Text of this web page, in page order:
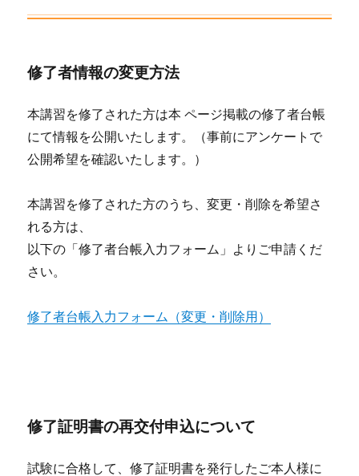
修了者情報の変更方法
本講習を修了された方は本 ページ掲載の修了者台帳
にて情報を公開いたします。（事前にアンケートで
公開希望を確認いたします。）
本講習を修了された方のうち、変更・削除を希望さ
れる方は、
以下の「修了者台帳入力フォーム」よりご申請くだ
さい。
修了者台帳入力フォーム（変更・削除用）
修了証明書の再交付申込について
試験に合格して、修了証明書を発行したご本人様に